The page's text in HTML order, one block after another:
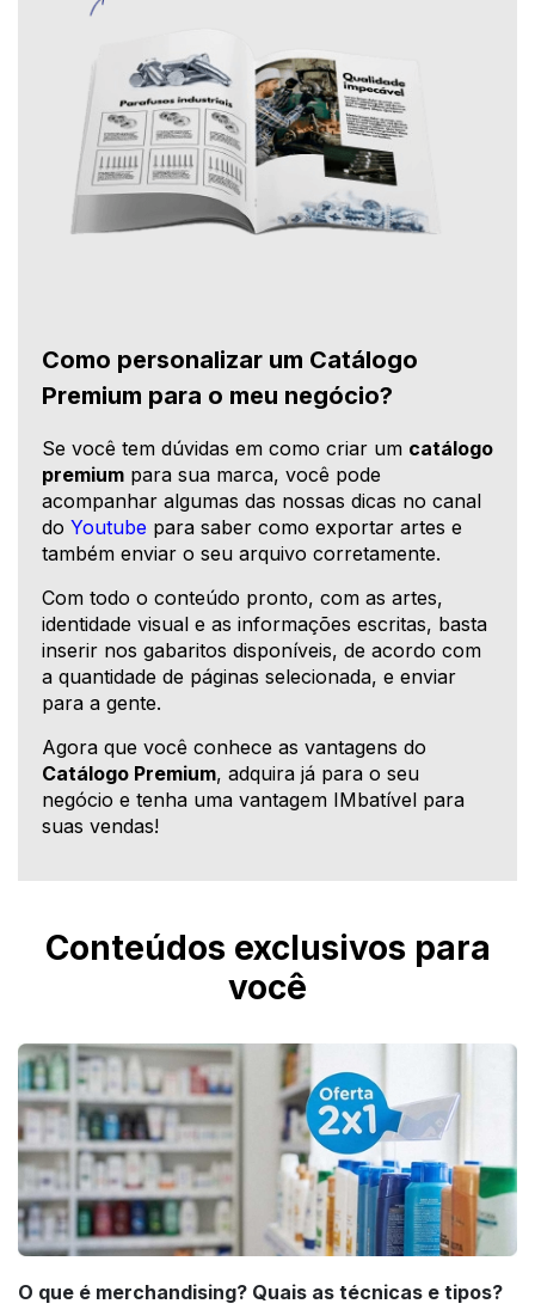
Como personalizar um Catálogo
Premium para o meu negócio?
Se você tem dúvidas em como criar um catálogo
premium para sua marca, você pode
acompanhar algumas das nossas dicas no canal
do Youtube para saber como exportar artes e
também enviar o seu arquivo corretamente.
Com todo o conteúdo pronto, com as artes,
identidade visual e as informações escritas, basta
inserir nos gabaritos disponíveis, de acordo com
a quantidade de páginas selecionada, e enviar
para a gente.
Agora que você conhece as vantagens do
Catálogo Premium, adquira já para o seu
negócio e tenha uma vantagem IMbatível para
suas vendas!
Conteúdos exclusivos para
você
O que é merchandising? Quais as técnicas e tipos?